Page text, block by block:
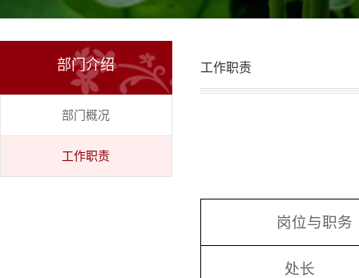
部门介绍
部门概况
工作职责
工作职责
岗位与职务
处长